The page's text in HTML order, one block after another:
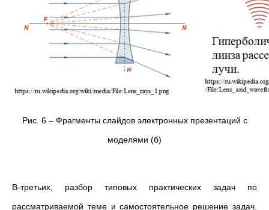
Рис. 6 – Фрагменты слайдов электронных презентаций с
моделями (б)
В-третьих, разбор типовых практических задач по
рассматриваемой теме и самостоятельное решение задач.